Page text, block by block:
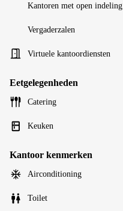
Kantoren met open indeling
Vergaderzalen
Virtuele kantoordiensten
Eetgelegenheden
Catering
Keuken
Kantoor kenmerken
Airconditioning
Toilet